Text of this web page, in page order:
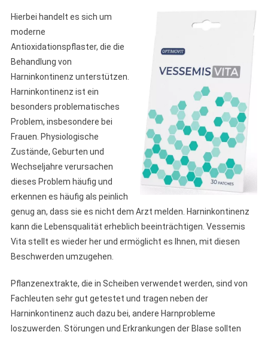
Hierbei handelt es sich um
moderne
Antioxidationspflaster, die die
Behandlung von
Harninkontinenz unterstützen.
Harninkontinenz ist ein
besonders problematisches
Problem, insbesondere bei
Frauen. Physiologische
Zustände, Geburten und
Wechseljahre verursachen
dieses Problem häufig und
erkennen es häufig als peinlich
genug an, dass sie es nicht dem Arzt melden. Harninkontinenz
kann die Lebensqualität erheblich beeinträchtigen. Vessemis
Vita stellt es wieder her und ermöglicht es Ihnen, mit diesen
Beschwerden umzugehen.
Pflanzenextrakte, die in Scheiben verwendet werden, sind von
Fachleuten sehr gut getestet und tragen neben der
Harninkontinenz auch dazu bei, andere Harnprobleme
loszuwerden. Störungen und Erkrankungen der Blase sollten